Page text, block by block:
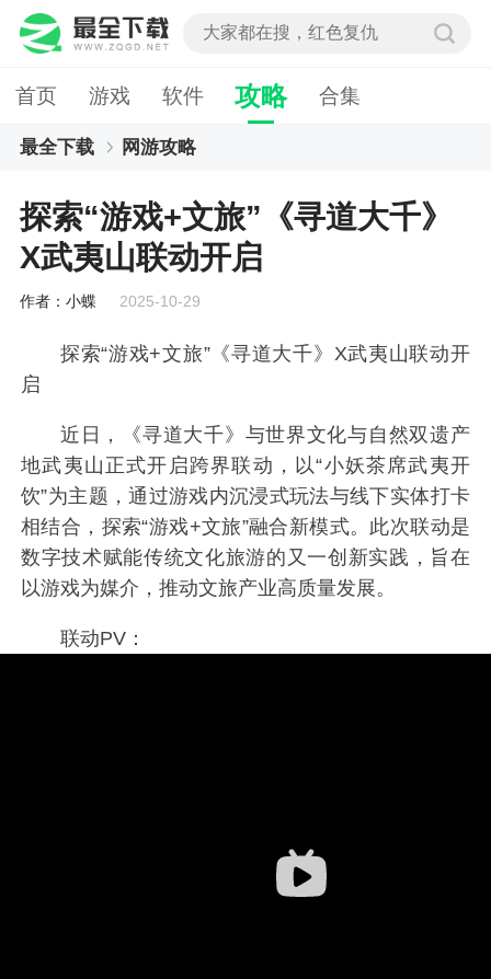
首页 游戏 软件 攻略 合集
最全下载 网游攻略
探索“游戏+文旅”《寻道大千》
X武夷山联动开启
作者：小蝶 2025-10-29
探索“游戏+文旅”《寻道大千》X武夷山联动开
启
近日，《寻道大千》与世界文化与自然双遗产
地武夷山正式开启跨界联动，以“小妖茶席武夷开
饮”为主题，通过游戏内沉浸式玩法与线下实体打卡
相结合，探索“游戏+文旅”融合新模式。此次联动是
数字技术赋能传统文化旅游的又一创新实践，旨在
以游戏为媒介，推动文旅产业高质量发展。
联动PV：